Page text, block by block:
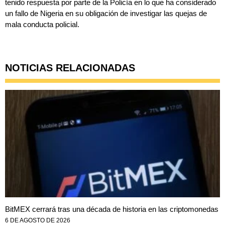
tenido respuesta por parte de la Policía en lo que ha considerado
un fallo de Nigeria en su obligación de investigar las quejas de
mala conducta policial.
NOTICIAS RELACIONADAS
BitMEX cerrará tras una década de historia en las criptomonedas
6 DE AGOSTO DE 2026